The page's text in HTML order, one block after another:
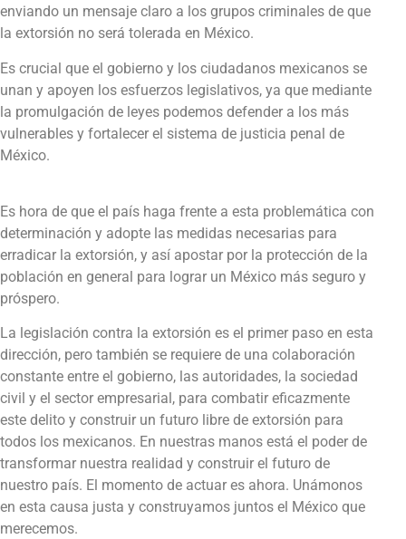
enviando un mensaje claro a los grupos criminales de que
la extorsión no será tolerada en México.
Es crucial que el gobierno y los ciudadanos mexicanos se
unan y apoyen los esfuerzos legislativos, ya que mediante
la promulgación de leyes podemos defender a los más
vulnerables y fortalecer el sistema de justicia penal de
México.
Es hora de que el país haga frente a esta problemática con
determinación y adopte las medidas necesarias para
erradicar la extorsión, y así apostar por la protección de la
población en general para lograr un México más seguro y
próspero.
La legislación contra la extorsión es el primer paso en esta
dirección, pero también se requiere de una colaboración
constante entre el gobierno, las autoridades, la sociedad
civil y el sector empresarial, para combatir eficazmente
este delito y construir un futuro libre de extorsión para
todos los mexicanos. En nuestras manos está el poder de
transformar nuestra realidad y construir el futuro de
nuestro país. El momento de actuar es ahora. Unámonos
en esta causa justa y construyamos juntos el México que
merecemos.